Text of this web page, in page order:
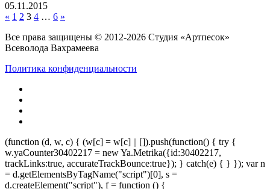
05.11.2015
« 1 2 3 4 … 6 »
Все права защищены © 2012-2026 Студия «Артпесок»
Всеволода Вахрамеева
Политика конфиденциальности
(function (d, w, c) { (w[c] = w[c] || []).push(function() { try {
w.yaCounter30402217 = new Ya.Metrika({id:30402217,
trackLinks:true, accurateTrackBounce:true}); } catch(e) { } }); var n
= d.getElementsByTagName("script")[0], s =
d.createElement("script"), f = function () {